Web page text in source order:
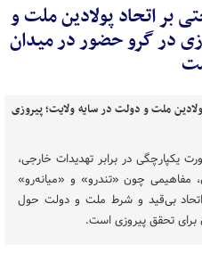
بر اتحاد پولادین ملت و
در گرو حضور در میدان
یکپارچگی در برابر تهدیدات خارجی،
مفاهیمی چون «تندرو» و «میانه‌رو»
اتحاد بی‌قید و شرط ملت و دولت حول
برای تحقق پیروزی است.